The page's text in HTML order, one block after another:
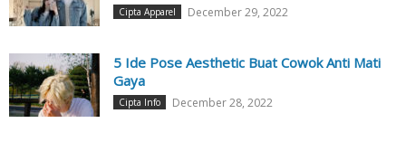
Cipta Apparel December 29, 2022
5 Ide Pose Aesthetic Buat Cowok Anti Mati
Gaya
Cipta Info December 28, 2022